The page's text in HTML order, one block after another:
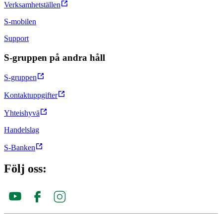
Verksamhetställen
S-mobilen
Support
S-gruppen på andra håll
S-gruppen
Kontaktuppgifter
Yhteishyvä
Handelslag
S-Banken
Följ oss: